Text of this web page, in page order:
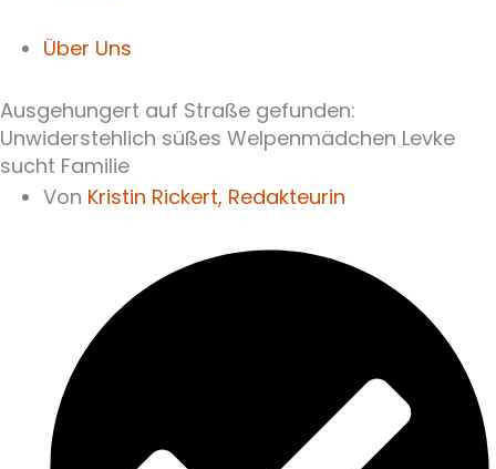
Über Uns
Ausgehungert auf Straße gefunden:
Unwiderstehlich süßes Welpenmädchen Levke
sucht Familie
Von Kristin Rickert, Redakteurin